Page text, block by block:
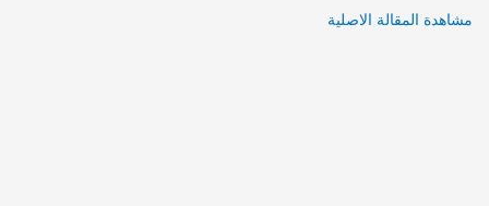
مشاهدة المقالة الاصلية